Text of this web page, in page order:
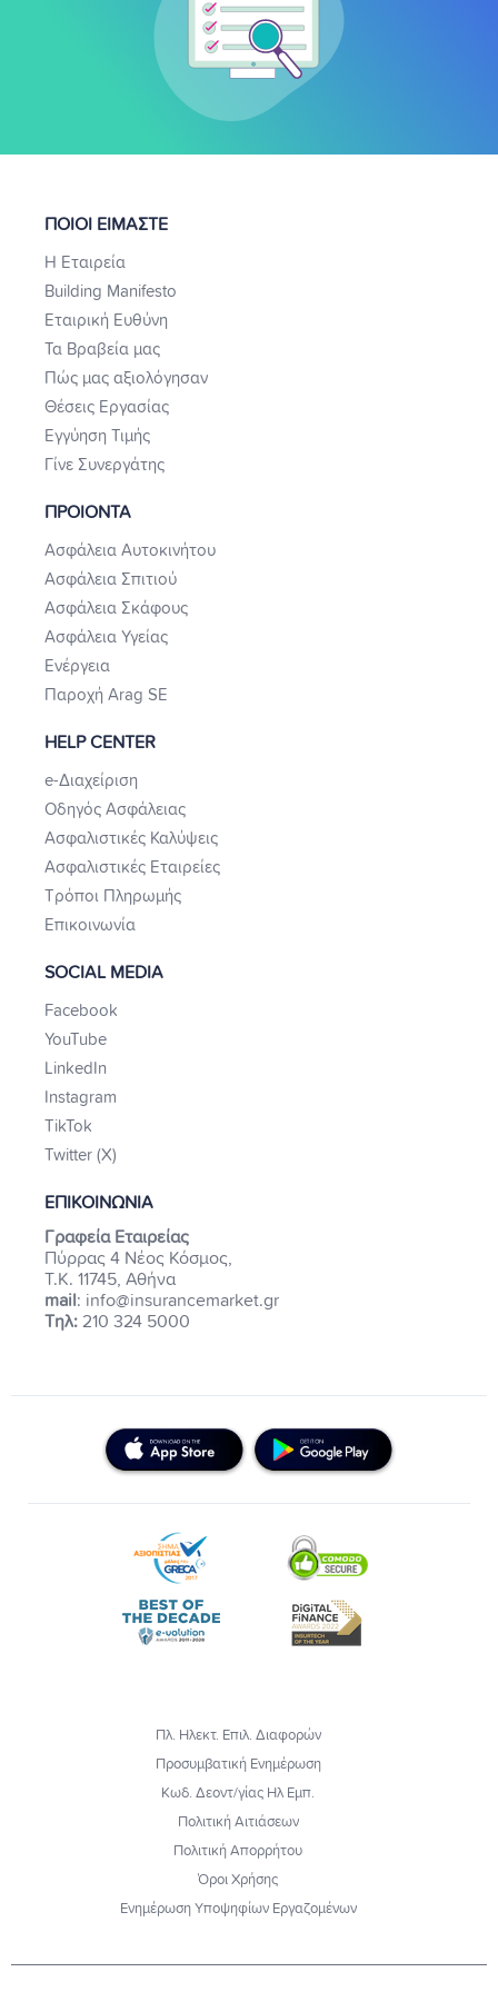
ΠΟΙΟΙ ΕΙΜΑΣΤΕ
Η Εταιρεία
Building Manifesto
Εταιρική Ευθύνη
Τα Βραβεία μας
Πώς μας αξιολόγησαν
Θέσεις Εργασίας
Εγγύηση Τιμής
Γίνε Συνεργάτης
ΠΡΟΙΟΝΤΑ
Ασφάλεια Αυτοκινήτου
Ασφάλεια Σπιτιού
Ασφάλεια Σκάφους
Ασφάλεια Υγείας
Ενέργεια
Παροχή Arag SE
HELP CENTER
e-Διαχείριση
Οδηγός Ασφάλειας
Ασφαλιστικές Καλύψεις
Ασφαλιστικές Εταιρείες
Τρόποι Πληρωμής
Επικοινωνία
SOCIAL MEDIA
Facebook
YouTube
LinkedIn
Instagram
TikTok
Twitter (X)
ΕΠΙΚΟΙΝΩΝΙΑ
Γραφεία Εταιρείας
Πύρρας 4 Νέος Κόσμος,
Τ.Κ. 11745, Αθήνα
mail: info@insurancemarket.gr
Τηλ: 210 324 5000
Πλ. Ηλεκτ. Επιλ. Διαφορών
Προσυμβατική Ενημέρωση
Κωδ. Δεοντ/γίας Ηλ Εμπ.
Πολιτική Αιτιάσεων
Πολιτική Απορρήτου
Όροι Χρήσης
Ενημέρωση Υποψηφίων Εργαζομένων